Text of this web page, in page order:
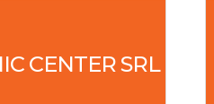
CENTER SRL